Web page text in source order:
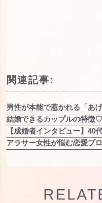
関連記事:
男性が本能で惹かれる「あ
結婚できるカップルの特徴♡
【成婚者インタビュー】40
アラサー女性が悩む恋愛ブ